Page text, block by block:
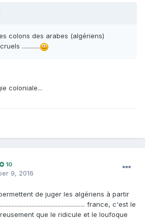
colons des arabes (algériens)
............
coloniale...
10
9, 2016
de juger les algériens à partir
france, c'est le
que le ridicule et le loufoque